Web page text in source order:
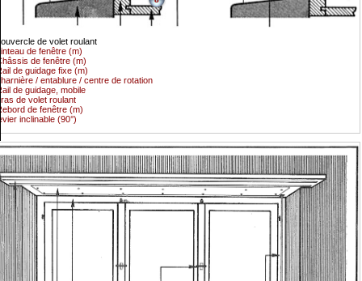
de volet roulant
de fenêtre (m)
de fenêtre (m)
de guidage fixe (m)
/ entablure / centre de rotation
de guidage, mobile
de volet roulant
de fenêtre (m)
inclinable (90°)